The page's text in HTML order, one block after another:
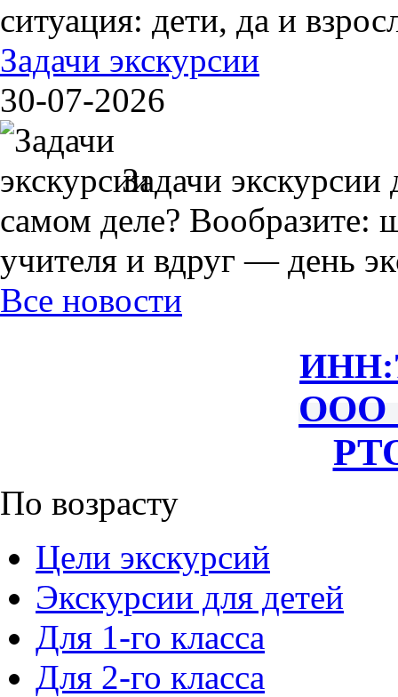
ситуация: дети, да и
Задачи экскурсии
30-07-2026
Задачи
самом деле? Вообразите:
учителя и вдруг — день
Все новости
ИНН:
ООО
По возрасту
Цели экскурсий
Экскурсии для детей
Для 1-го класса
Для 2-го класса